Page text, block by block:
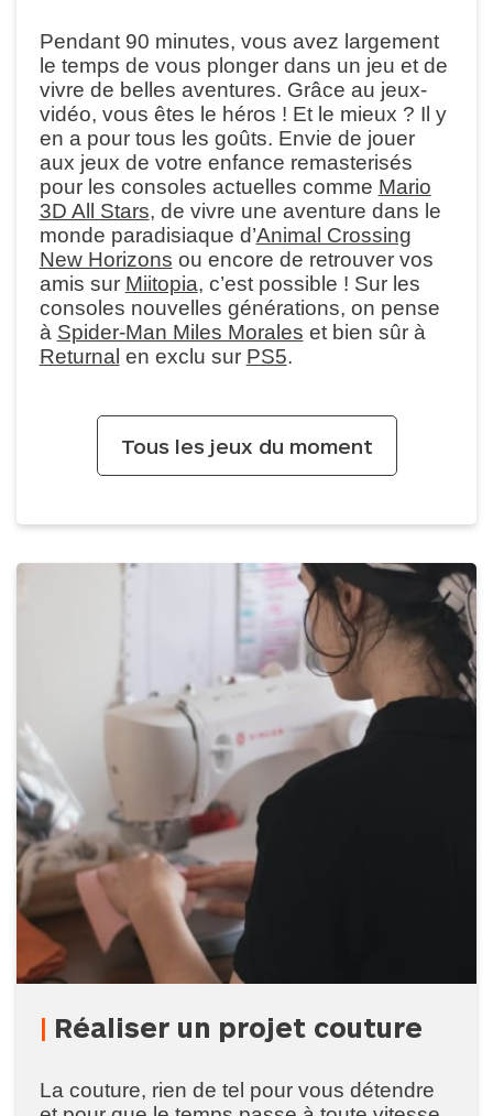
Pendant 90 minutes, vous avez largement
le temps de vous plonger dans un jeu et de
vivre de belles aventures. Grâce au jeux-
vidéo, vous êtes le héros ! Et le mieux ? Il y
en a pour tous les goûts. Envie de jouer
aux jeux de votre enfance remasterisés
pour les consoles actuelles comme Mario
3D All Stars, de vivre une aventure dans le
monde paradisiaque d’Animal Crossing
New Horizons ou encore de retrouver vos
amis sur Miitopia, c’est possible ! Sur les
consoles nouvelles générations, on pense
à Spider-Man Miles Morales et bien sûr à
Returnal en exclu sur PS5.
Tous les jeux du moment
Réaliser un projet couture
La couture, rien de tel pour vous détendre